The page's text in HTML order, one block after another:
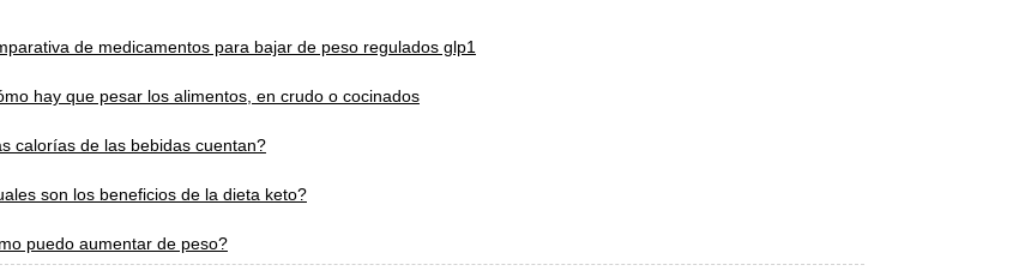
de medicamentos para bajar de peso regulados glp1
hay que pesar los alimentos, en crudo o cocinados
calorías de las bebidas cuentan?
son los beneficios de la dieta keto?
puedo aumentar de peso?